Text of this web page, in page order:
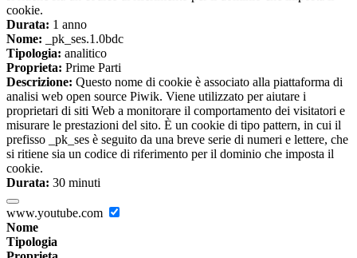
cookie.
Durata: 1 anno
Nome: _pk_ses.1.0bdc
Tipologia: analitico
Proprieta: Prime Parti
Descrizione: Questo nome di cookie è associato alla piattaforma di
analisi web open source Piwik. Viene utilizzato per aiutare i
proprietari di siti Web a monitorare il comportamento dei visitatori e
misurare le prestazioni del sito. È un cookie di tipo pattern, in cui il
prefisso _pk_ses è seguito da una breve serie di numeri e lettere, che
si ritiene sia un codice di riferimento per il dominio che imposta il
cookie.
Durata: 30 minuti
www.youtube.com
Nome
Tipologia